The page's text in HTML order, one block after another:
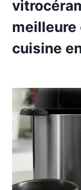
meilleure
cuisine